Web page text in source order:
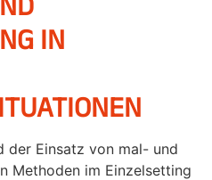
IN
der Einsatz von mal- und
Methoden im Einzelsetting